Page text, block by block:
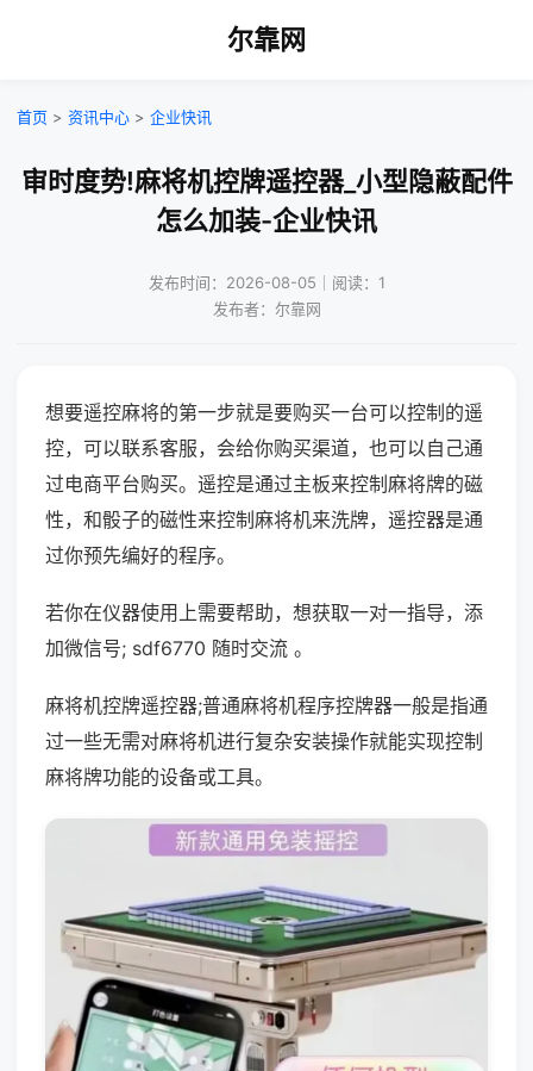
尔靠网
首页 > 资讯中心 > 企业快讯
审时度势!麻将机控牌遥控器_小型隐蔽配件
怎么加装-企业快讯
发布时间：2026-08-05｜阅读：1
发布者：尔靠网
想要遥控麻将的第一步就是要购买一台可以控制的遥
控，可以联系客服，会给你购买渠道，也可以自己通
过电商平台购买。遥控是通过主板来控制麻将牌的磁
性，和骰子的磁性来控制麻将机来洗牌，遥控器是通
过你预先编好的程序。
若你在仪器使用上需要帮助，想获取一对一指导，添
加微信号; sdf6770 随时交流 。
麻将机控牌遥控器;普通麻将机程序控牌器一般是指通
过一些无需对麻将机进行复杂安装操作就能实现控制
麻将牌功能的设备或工具。